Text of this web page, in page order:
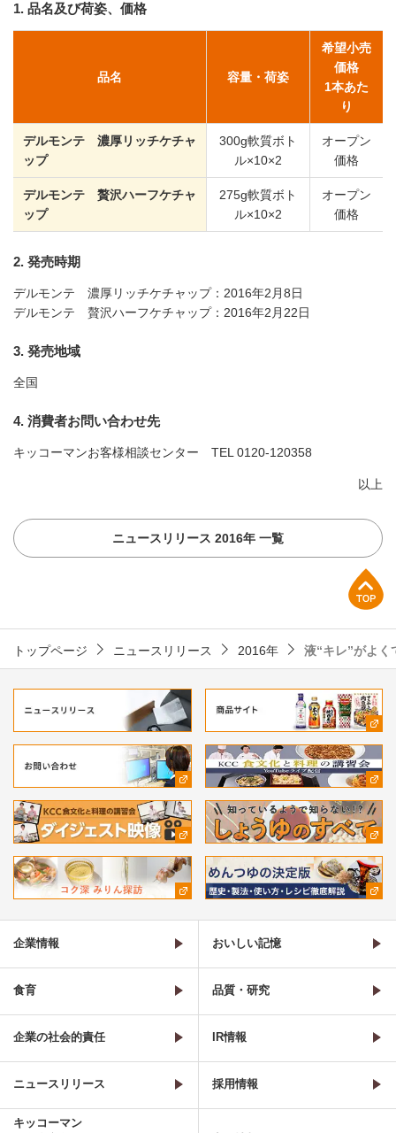
1. 品名及び荷姿、価格
品名 容量・荷姿
希望小売
価格
1本あた
り
デルモンテ 濃厚リッチケチャ
ップ
300g軟質ボト
ル×10×2
オープン
価格
デルモンテ 贅沢ハーフケチャ
ップ
275g軟質ボト
ル×10×2
オープン
価格
2. 発売時期
デルモンテ 濃厚リッチケチャップ：2016年2月8日
デルモンテ 贅沢ハーフケチャップ：2016年2月22日
3. 発売地域
全国
4. 消費者お問い合わせ先
キッコーマンお客様相談センター TEL0120‐120358
以上
ニュースリリース 2016年 一覧
トップページ ニュースリリース 2016年 液“キレ”がよ
企業情報 おいしい記憶
食育 品質・研究
企業の社会的責任 IR情報
ニュースリリース 採用情報
キッコーマン